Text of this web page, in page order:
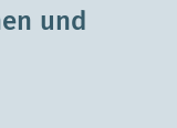
und